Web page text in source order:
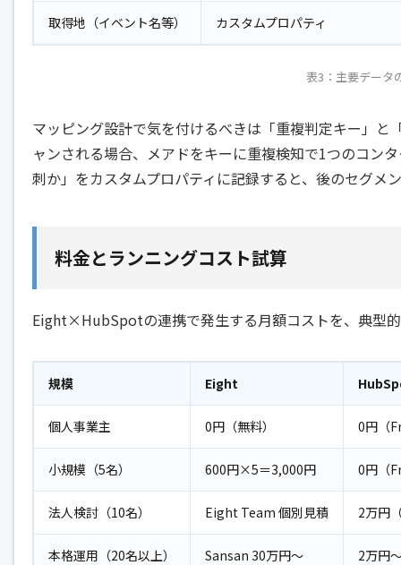
取得地（イベント名等） カスタムプロパティ
表3：主要データ
マッピング設計で気を付けるべきは「重複判定キー」
ャンされる場合、メアドをキーに重複検知で1つのコン
刺か」をカスタムプロパティに記録すると、後のセグメ
料金とランニングコスト試算
Eight×HubSpotの連携で発生する月額コストを、典型
規模 Eight
個人事業主 0円（無料） 0円（
小規模（5名） 600円×5＝3,000円 0円（
法人検討（10名） Eight Team 個別見積 2万円
本格運用（20名以上） Sansan 30万円〜 2万円